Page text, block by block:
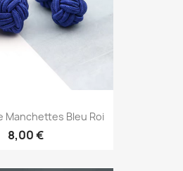
Manchettes Bleu Roi
8,00 €